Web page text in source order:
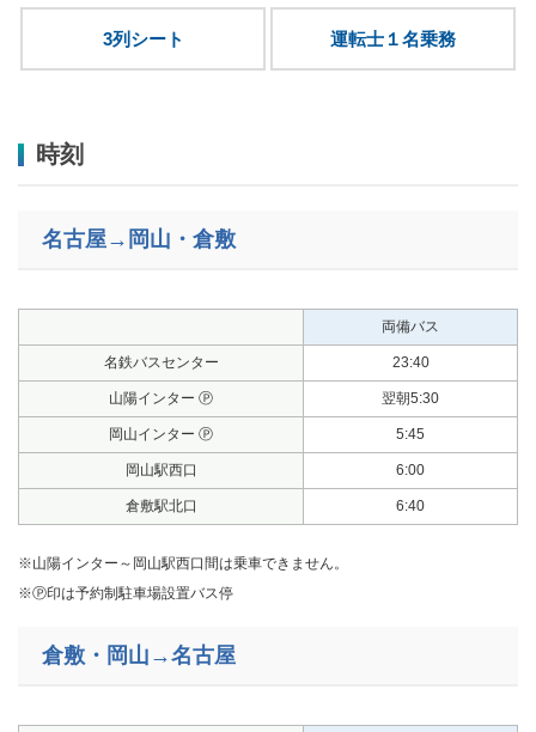
3列シート 運転士１名乗務
時刻
名古屋→岡山・倉敷
両備バス
名鉄バスセンター 23:40
山陽インター Ⓟ 翌朝5:30
岡山インター Ⓟ 5:45
岡山駅西口 6:00
倉敷駅北口 6:40
※山陽インター～岡山駅西口間は乗車できません。
※Ⓟ印は予約制駐車場設置バス停
倉敷・岡山→名古屋